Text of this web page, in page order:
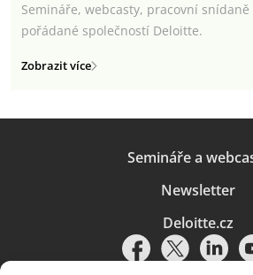
Semináře, webcasty, pracovní snídaně
pořádané společností Deloitte.
Zobrazit více
Semináře a
Newsletter
Deloitte.cz